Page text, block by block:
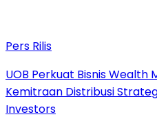
Pers Rilis
UOB Perkuat Bisnis
Kemitraan Distribusi
Investors